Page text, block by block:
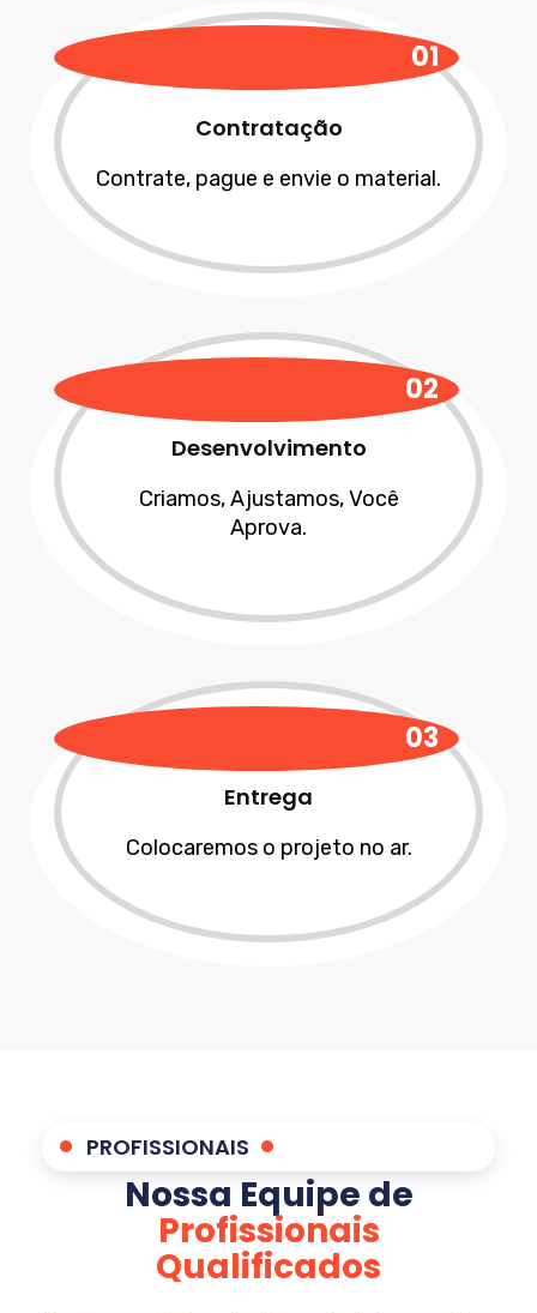
01
Contratação
Contrate, pague e envie o material.
02
Desenvolvimento
Criamos, Ajustamos, Você
Aprova.
03
Entrega
Colocaremos o projeto no ar.
PROFISSIONAIS
Nossa Equipe de
Profissionais
Qualificados